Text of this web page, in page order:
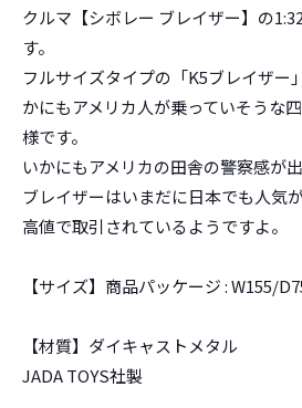
クルマ【シボレー ブレイザー】の
す。
フルサイズタイプの「K5ブレイザー
かにもアメリカ人が乗っていそうな
様です。
いかにもアメリカの田舎の警察感が
ブレイザーはいまだに日本でも人気
高値で取引されているようですよ。
【サイズ】商品パッケージ : W155/
【材質】ダイキャストメタル
JADA TOYS社製